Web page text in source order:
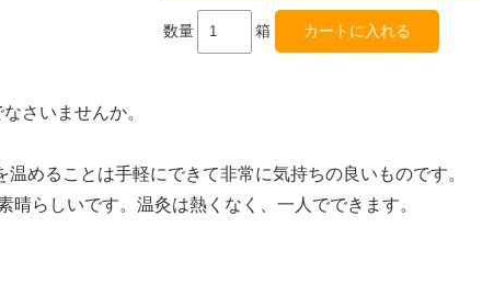
数量 箱
さいませんか。
めることは手軽にできて非常に気持ちの良いものです。
晴らしいです。温灸は熱くなく、一人でできます。